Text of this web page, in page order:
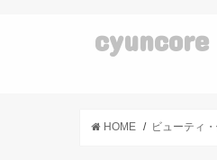
cyuncore
HOME ビューティ